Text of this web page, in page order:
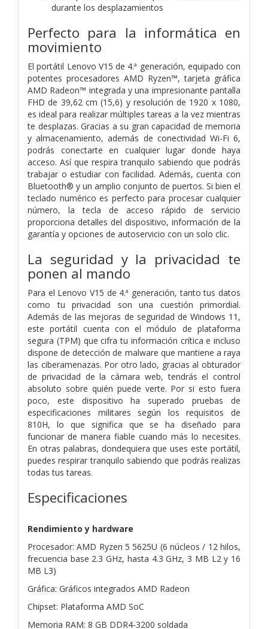
durante los desplazamientos
Perfecto para la informática en
movimiento
El portátil Lenovo V15 de 4.ª generación, equipado con
potentes procesadores AMD Ryzen™, tarjeta gráfica
AMD Radeon™ integrada y una impresionante pantalla
FHD de 39,62 cm (15,6) y resolución de 1920 x 1080,
es ideal para realizar múltiples tareas a la vez mientras
te desplazas. Gracias a su gran capacidad de memoria
y almacenamiento, además de conectividad Wi-Fi 6,
podrás conectarte en cualquier lugar donde haya
acceso. Así que respira tranquilo sabiendo que podrás
trabajar o estudiar con facilidad. Además, cuenta con
Bluetooth® y un amplio conjunto de puertos. Si bien el
teclado numérico es perfecto para procesar cualquier
número, la tecla de acceso rápido de servicio
proporciona detalles del dispositivo, información de la
garantía y opciones de autoservicio con un solo clic.
La seguridad y la privacidad te
ponen al mando
Para el Lenovo V15 de 4.ª generación, tanto tus datos
como tu privacidad son una cuestión primordial.
Además de las mejoras de seguridad de Windows 11,
este portátil cuenta con el módulo de plataforma
segura (TPM) que cifra tu información crítica e incluso
dispone de detección de malware que mantiene a raya
las ciberamenazas. Por otro lado, gracias al obturador
de privacidad de la cámara web, tendrás el control
absoluto sobre quién puede verte. Por si esto fuera
poco, este dispositivo ha superado pruebas de
especificaciones militares según los requisitos de
810H, lo que significa que se ha diseñado para
funcionar de manera fiable cuando más lo necesites.
En otras palabras, dondequiera que uses este portátil,
puedes respirar tranquilo sabiendo que podrás realizas
todas tus tareas.
Especificaciones
Rendimiento y hardware
Procesador: AMD Ryzen 5 5625U (6 núcleos / 12 hilos,
frecuencia base 2.3 GHz, hasta 4.3 GHz, 3 MB L2 y 16
MB L3)
Gráfica: Gráficos integrados AMD Radeon
Chipset: Plataforma AMD SoC
Memoria RAM: 8 GB DDR4-3200 soldada